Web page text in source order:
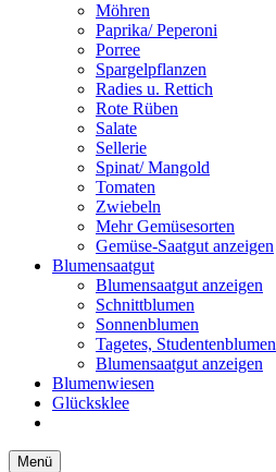
Möhren
Paprika/ Peperoni
Porree
Spargelpflanzen
Radies u. Rettich
Rote Rüben
Salate
Sellerie
Spinat/ Mangold
Tomaten
Zwiebeln
Mehr Gemüsesorten
Gemüse-Saatgut anzeigen
Blumensaatgut
Blumensaatgut anzeigen
Schnittblumen
Sonnenblumen
Tagetes, Studentenblumen
Blumensaatgut anzeigen
Blumenwiesen
Glücksklee
Menü